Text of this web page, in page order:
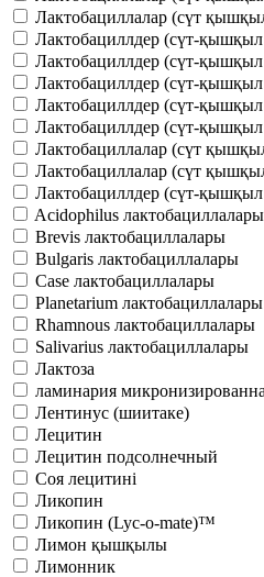
Лактобациллалар (сүт
Лактобациллдер (сүт-қышқыл
Лактобациллдер (сүт-қышқыл
Лактобациллдер (сүт-қышқыл
Лактобациллдер (сүт-қышқыл
Лактобациллдер (сүт-
Лактобациллалар (сүт
Лактобациллалар (сүт
Лактобациллдер (сүт-қышқыл
Acidophilus лактобациллалары
Brevis лактобациллалары
Bulgaris лактобациллалары
Case лактобациллалары
Planetarium лактобациллалары
Rhamnous лактобациллалары
Salivarius лактобациллалары
Лактоза
ламинария
Лентинус (шиитаке)
Лецитин
Лецитин подсолнечный
Соя лецитині
Ликопин
Ликопин (Lyc-o-mate)™
Лимон қышқылы
Лимонник